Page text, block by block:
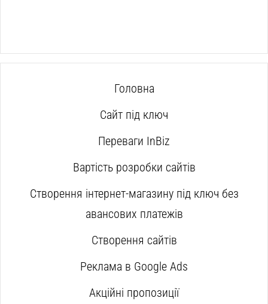
Головна
Сайт під ключ
Переваги InBiz
Вартість розробки сайтів
Створення інтернет-магазину під ключ без
авансових платежів
Створення сайтів
Реклама в Google Ads
Акційні пропозиції